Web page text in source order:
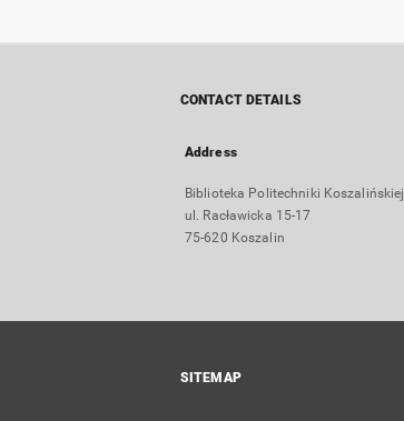
CONTACT DETAILS
Address
Biblioteka Politechniki Koszalińskiej
ul. Racławicka 15-17
75-620 Koszalin
SITEMAP